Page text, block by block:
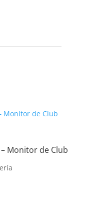
Monitor de Club